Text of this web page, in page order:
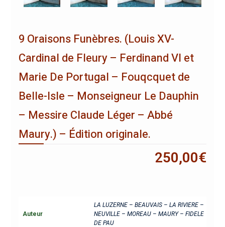
9 Oraisons Funèbres. (Louis XV-
Cardinal de Fleury – Ferdinand VI et
Marie De Portugal – Fouqcquet de
Belle-Isle – Monseigneur Le Dauphin
– Messire Claude Léger – Abbé
Maury.) – Édition originale.
250,00€
Auteur
LA LUZERNE – BEAUVAIS – LA RIVIERE –
NEUVILLE – MOREAU – MAURY – FIDELE
DE PAU